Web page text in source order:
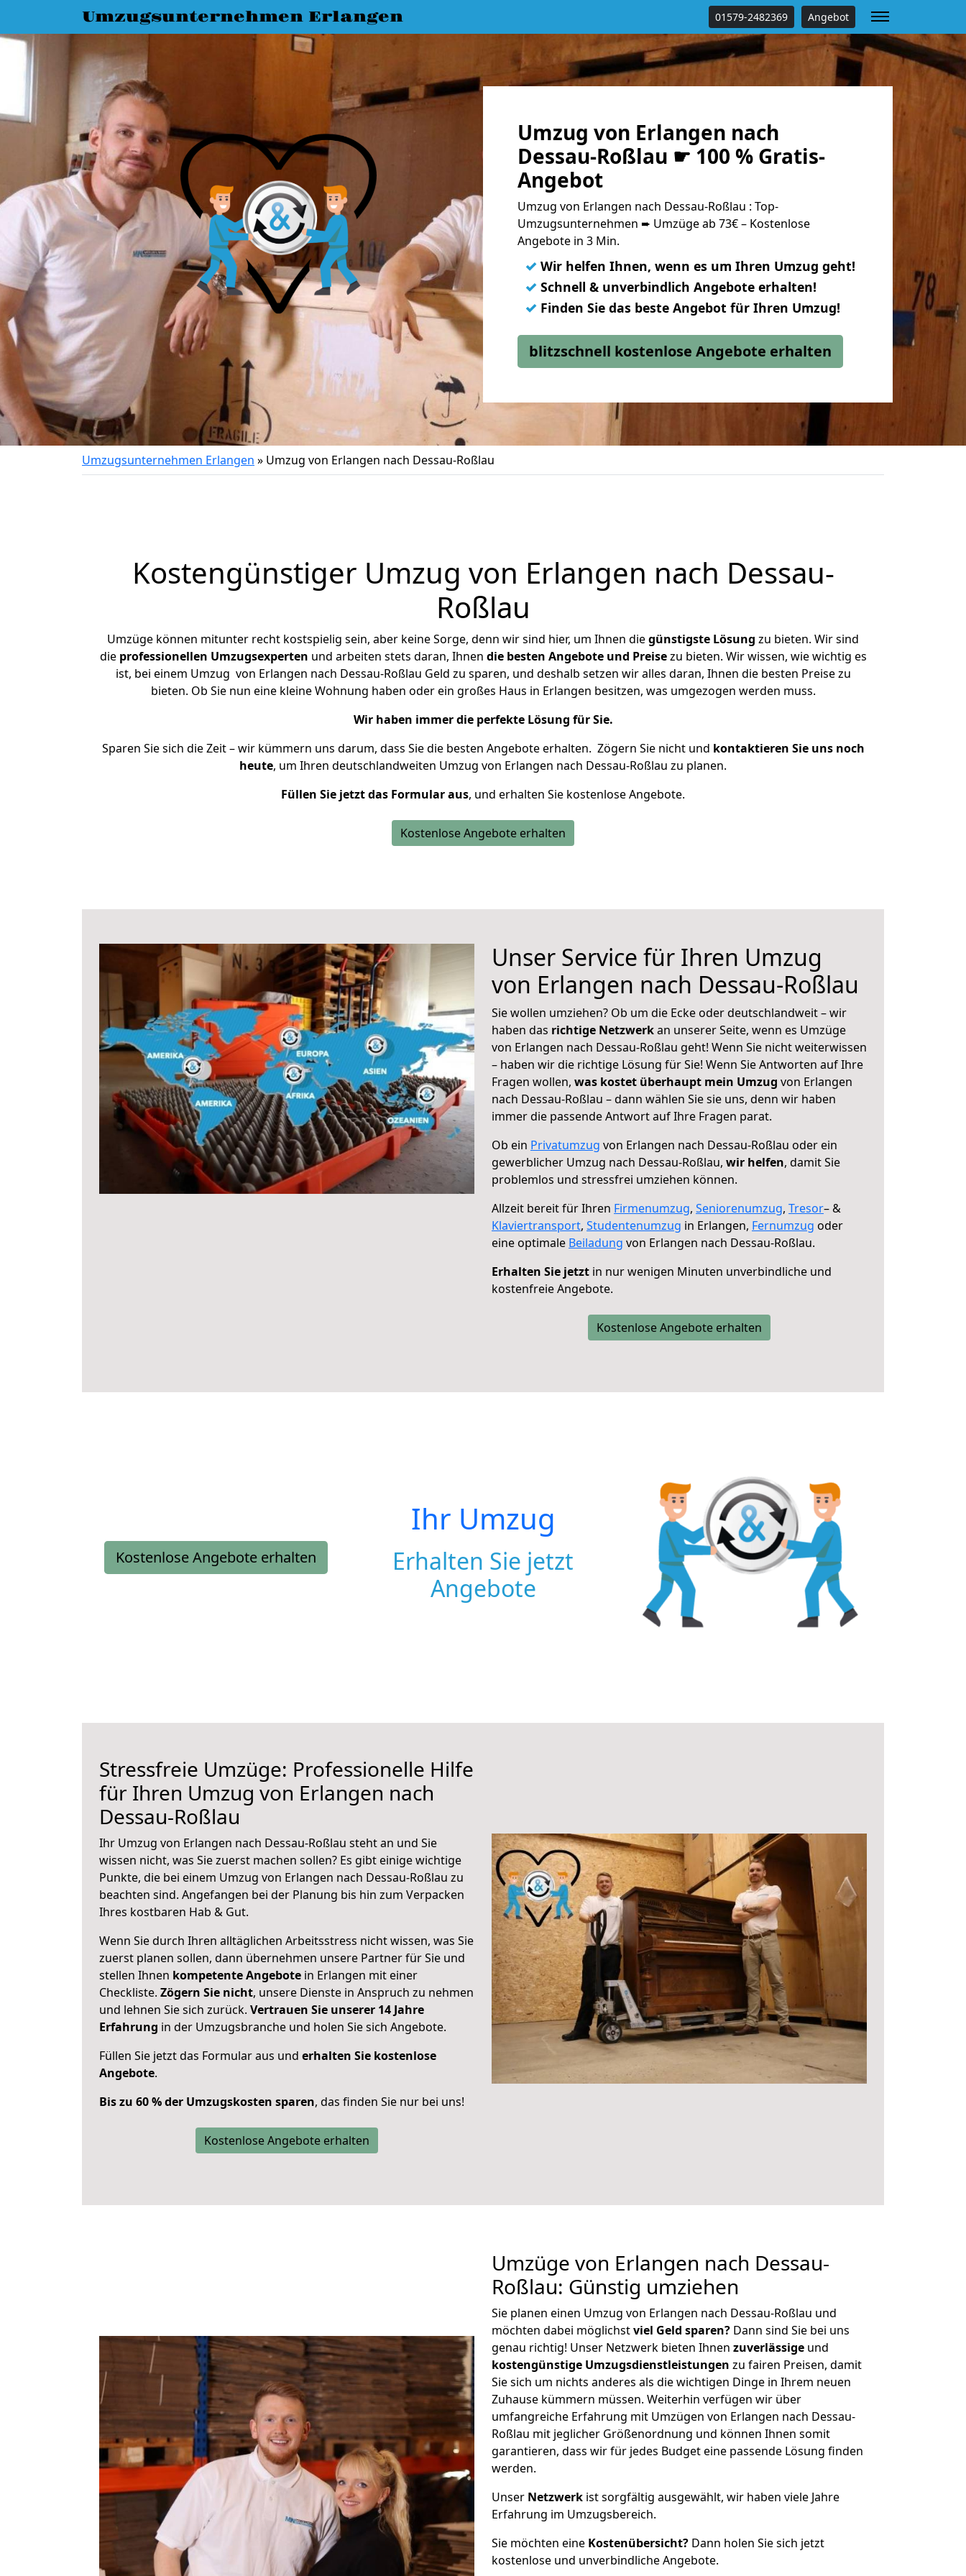
Umzugsunternehmen Erlangen 01579-2482369 Angebot
Umzug von Erlangen nach
Dessau-Roßlau ☛ 100 % Gratis-
Angebot
Umzug von Erlangen nach Dessau-Roßlau : Top-
Umzugsunternehmen ➨ Umzüge ab 73€ – Kostenlose
Angebote in 3 Min.
✓ Wir helfen Ihnen, wenn es um Ihren Umzug geht!
✓ Schnell & unverbindlich Angebote erhalten!
✓ Finden Sie das beste Angebot für Ihren Umzug!
blitzschnell kostenlose Angebote erhalten
Umzugsunternehmen Erlangen » Umzug von Erlangen nach Dessau-Roßlau
Kostengünstiger Umzug von Erlangen nach Dessau-
Roßlau
Umzüge können mitunter recht kostspielig sein, aber keine Sorge, denn wir sind hier, um Ihnen diegünstigste Lösung zu bieten. Wir sind
die professionellen Umzugsexperten und arbeiten stets daran, Ihnen die besten Angebote und Preisezu bieten. Wir wissen, wie wichtig es
ist, bei einem Umzug von Erlangen nach Dessau-Roßlau Geld zu sparen, und deshalb setzen wir alles daran, Ihnen die besten Preise zu
bieten. Ob Sie nun eine kleine Wohnung haben oder ein großes Haus in Erlangen besitzen, was umgezogen werden muss.
Wir haben immer die perfekte Lösung für Sie.
Sparen Sie sich die Zeit – wir kümmern uns darum, dass Sie die besten Angebote erhalten. Zögern Sie nicht und kontaktieren Sie uns noch
heute, um Ihren deutschlandweiten Umzug von Erlangen nach Dessau-Roßlau zu planen.
Füllen Sie jetzt das Formular aus, und erhalten Sie kostenlose Angebote.
Kostenlose Angebote erhalten
Unser Service für Ihren Umzug
von Erlangen nach Dessau-Roßlau
Sie wollen umziehen? Ob um die Ecke oder deutschlandweit – wir
haben das richtige Netzwerkan unserer Seite, wenn es Umzüge
von Erlangen nach Dessau-Roßlau geht! Wenn Sie nicht weiterwissen
– haben wir die richtige Lösung für Sie! Wenn Sie Antworten auf Ihre
Fragen wollen, was kostet überhaupt mein Umzug von Erlangen
nach Dessau-Roßlau – dann wählen Sie sie uns, denn wir haben
immer die passende Antwort auf Ihre Fragen parat.
Ob ein Privatumzug von Erlangen nach Dessau-Roßlau oder ein
gewerblicher Umzug nach Dessau-Roßlau, wir helfen, damit Sie
problemlos und stressfrei umziehen können.
Allzeit bereit für Ihren Firmenumzug, Seniorenumzug, Tresor– &
Klaviertransport, Studentenumzug in Erlangen, Fernumzug oder
eine optimale Beiladung von Erlangen nach Dessau-Roßlau.
Erhalten Sie jetzt in nur wenigen Minuten unverbindliche und
kostenfreie Angebote.
Kostenlose Angebote erhalten
Kostenlose Angebote erhalten
Ihr Umzug
Erhalten Sie jetzt
Angebote
Stressfreie Umzüge: Professionelle Hilfe
für Ihren Umzug von Erlangen nach
Dessau-Roßlau
Ihr Umzug von Erlangen nach Dessau-Roßlau steht an und Sie
wissen nicht, was Sie zuerst machen sollen? Es gibt einige wichtige
Punkte, die bei einem Umzug von Erlangen nach Dessau-Roßlau zu
beachten sind. Angefangen bei der Planung bis hin zum Verpacken
Ihres kostbaren Hab & Gut.
Wenn Sie durch Ihren alltäglichen Arbeitsstress nicht wissen, was Sie
zuerst planen sollen, dann übernehmen unsere Partner für Sie und
stellen Ihnen kompetente Angebote in Erlangen mit einer
Checkliste. Zögern Sie nicht, unsere Dienste in Anspruch zu nehmen
und lehnen Sie sich zurück. Vertrauen Sie unserer 14 Jahre
Erfahrung in der Umzugsbranche und holen Sie sich Angebote.
Füllen Sie jetzt das Formular aus und erhalten Sie kostenlose
Angebote.
Bis zu 60 % der Umzugskosten sparen, das finden Sie nur bei uns!
Kostenlose Angebote erhalten
Umzüge von Erlangen nach Dessau-
Roßlau: Günstig umziehen
Sie planen einen Umzug von Erlangen nach Dessau-Roßlau und
möchten dabei möglichstviel Geld sparen? Dann sind Sie bei uns
genau richtig! Unser Netzwerk bieten Ihnen zuverlässige und
kostengünstige Umzugsdienstleistungen zu fairen Preisen, damit
Sie sich um nichts anderes als die wichtigen Dinge in Ihrem neuen
Zuhause kümmern müssen. Weiterhin verfügen wir über
umfangreiche Erfahrung mit Umzügen von Erlangen nach Dessau-
Roßlau mit jeglicher Größenordnung und können Ihnen somit
garantieren, dass wir für jedes Budget eine passende Lösung finden
werden.
Unser Netzwerk ist sorgfältig ausgewählt, wir haben viele Jahre
Erfahrung im Umzugsbereich.
Sie möchten eine Kostenübersicht? Dann holen Sie sich jetzt
kostenlose und unverbindliche Angebote.